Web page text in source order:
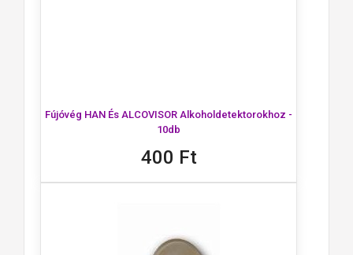
Fújóvég HAN És ALCOVISOR Alkoholdetektorokhoz -
10db
400 Ft